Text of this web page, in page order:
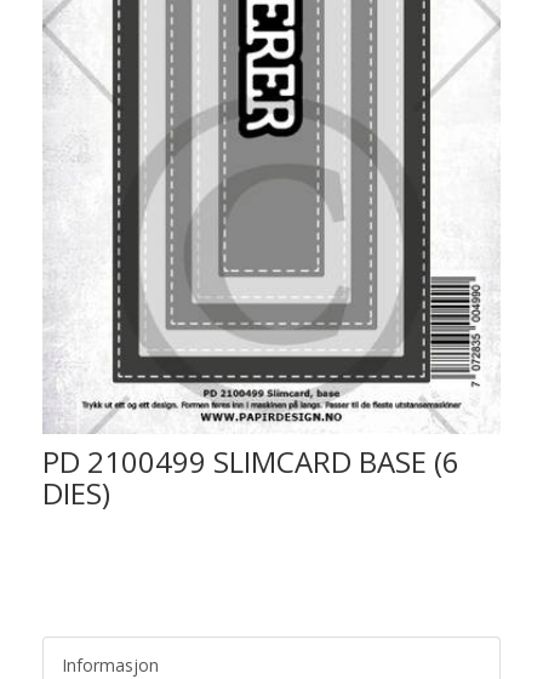
PD 2100499 SLIMCARD BASE (6
DIES)
Informasjon